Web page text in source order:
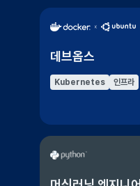
데브옵스
Kubernetes 인프라